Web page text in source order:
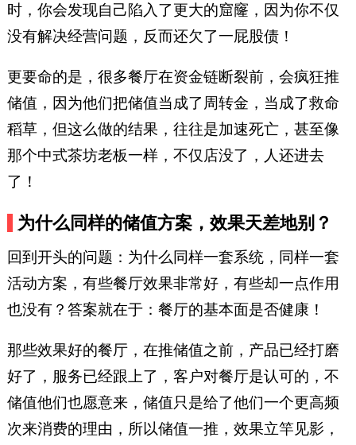
时，你会发现自己陷入了更大的窟窿，因为你不仅
没有解决经营问题，反而还欠了一屁股债！
更要命的是，很多餐厅在资金链断裂前，会疯狂推
储值，因为他们把储值当成了周转金，当成了救命
稻草，但这么做的结果，往往是加速死亡，甚至像
那个中式茶坊老板一样，不仅店没了，人还进去
了！
为什么同样的储值方案，效果天差地别？
回到开头的问题：为什么同样一套系统，同样一套
活动方案，有些餐厅效果非常好，有些却一点作用
也没有？答案就在于：餐厅的基本面是否健康！
那些效果好的餐厅，在推储值之前，产品已经打磨
好了，服务已经跟上了，客户对餐厅是认可的，不
储值他们也愿意来，储值只是给了他们一个更高频
次来消费的理由，所以储值一推，效果立竿见影，